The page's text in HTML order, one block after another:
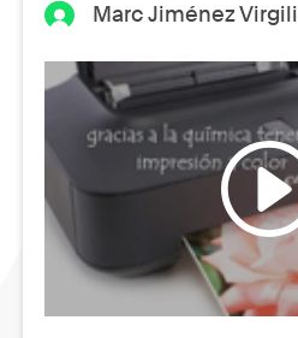
Marc Jiménez Virgili